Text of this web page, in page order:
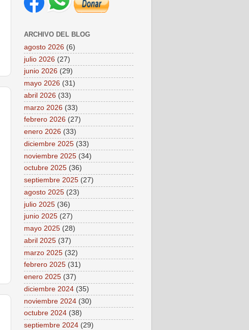
ARCHIVO DEL BLOG
agosto 2026 (6)
julio 2026 (27)
junio 2026 (29)
mayo 2026 (31)
abril 2026 (33)
marzo 2026 (33)
febrero 2026 (27)
enero 2026 (33)
diciembre 2025 (33)
noviembre 2025 (34)
octubre 2025 (36)
septiembre 2025 (27)
agosto 2025 (23)
julio 2025 (36)
junio 2025 (27)
mayo 2025 (28)
abril 2025 (37)
marzo 2025 (32)
febrero 2025 (31)
enero 2025 (37)
diciembre 2024 (35)
noviembre 2024 (30)
octubre 2024 (38)
septiembre 2024 (29)